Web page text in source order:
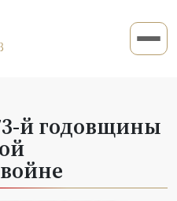
й годовщины